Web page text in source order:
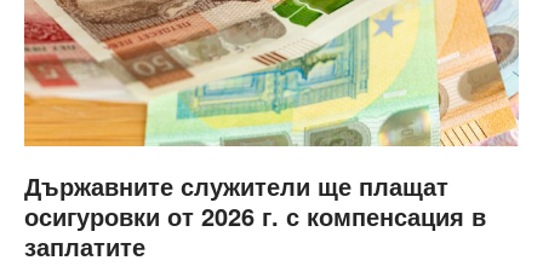
Държавните служители ще плащат
осигуровки от 2026 г. с компенсация в
заплатите